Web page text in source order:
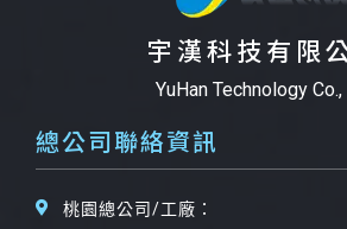
宇漢科技有限
YuHan Technology Co.,
總公司聯絡資訊
桃園總公司/工廠：